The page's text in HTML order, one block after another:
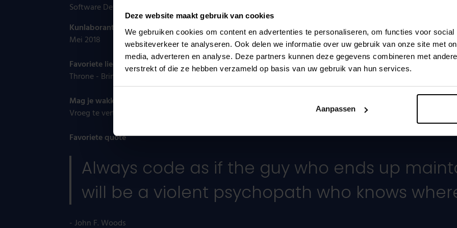
Deze website maakt gebruik van cookies
We gebruiken cookies om content en advertenties te personaliseren, om functies voor
websiteverkeer te analyseren. Ook delen we informatie over uw gebruik van onze site met
media, adverteren en analyse. Deze partners kunnen deze gegevens combineren met
verstrekt of die ze hebben verzameld op basis van uw gebruik van hun services.
Aanpassen
Software Developer
Kunlaborant sinds
Mei 2018
Favoriete liedje
Throne - Bring me the horizon
Mag je wakker maken voor
Vroeg te vertrekken om buiten te klimmen
Favoriete quote
Always code as if the guy who ends up
will be a violent psychopath who knows
- John F. Woods